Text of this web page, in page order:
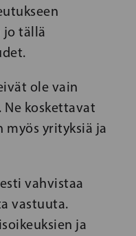
jo tällä
ole vain
koskettavat
myös yrityksiä ja
vahvistaa
vastuuta.
ja